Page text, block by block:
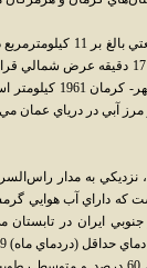
نزديکي به مدار
که داراي آب هوايي